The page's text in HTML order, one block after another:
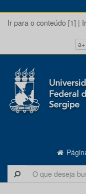
Ir para o conteúdo [1] |
a+